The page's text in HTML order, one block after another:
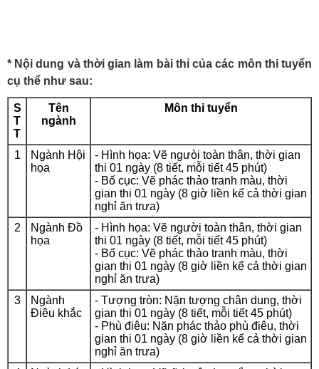
* Nội dung và thời gian làm bài thỉ của các môn thi tuyển
cụ thể như sau:
S
T
T
Tên
ngành
Môn thi tuyển
1
Ngành Hội
họa
- Hình họa: Vẽ ngưòi toàn thân, thời gian
thi 01 ngày (8 tiết, mỗi tiết 45 phút)
- Bố cục: Vẽ phác thảo tranh màu, thời
gian thi 01 ngày (8 giờ liền kể cả thời gian
nghỉ ăn trưa)
2
Ngành Đồ
họa
- Hình họa: Vẽ người toàn thân, thời gian
thi 01 ngày (8 tiết, mỗi tiết 45 phút)
- Bố cục: Vẽ phác thảo tranh màu, thời
gian thi 01 ngày (8 giờ liền kể cả thời gian
nghỉ ăn trưa)
3
Ngành
Điêu khắc
- Tượng tròn: Nặn tượng chân dung, thời
gian thi 01 ngày (8 tiết, mỗi tiết 45 phút)
- Phù điêu: Nặn phác thảo phù điêu, thời
gian thi 01 ngày (8 giờ liền kể cả thời gian
nghỉ ăn trưa)